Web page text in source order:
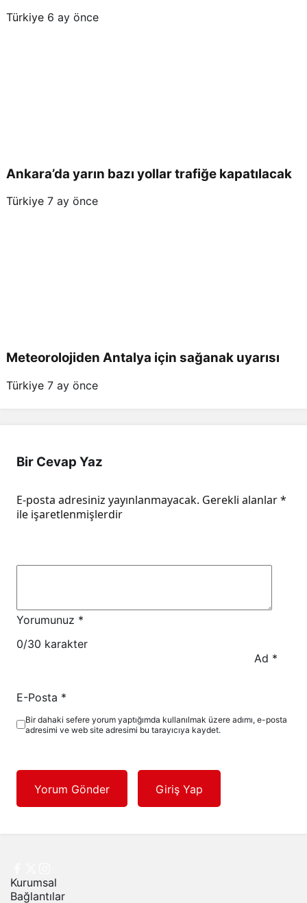
Türkiye 6 ay önce
Ankara’da yarın bazı yollar trafiğe kapatılacak
Türkiye 7 ay önce
Meteorolojiden Antalya için sağanak uyarısı
Türkiye 7 ay önce
Bir Cevap Yaz
E-posta adresiniz yayınlanmayacak. Gerekli alanlar*
ile işaretlenmişlerdir
Yorumunuz *
0/30 karakter
Ad *
E-Posta *
Bir dahaki sefere yorum yaptığımda kullanılmak üzere adımı, e-posta
adresimi ve web site adresimi bu tarayıcıya kaydet.
Yorum Gönder Giriş Yap
Kurumsal
Bağlantılar